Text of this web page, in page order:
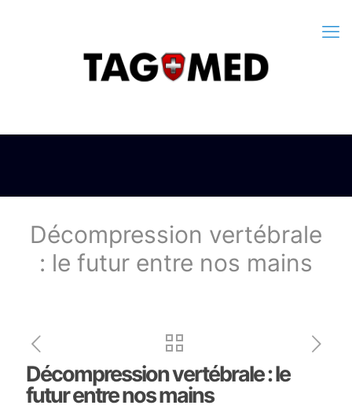
Décompression vertébrale
: le futur entre nos mains
Décompression vertébrale : le
futur entre nos mains